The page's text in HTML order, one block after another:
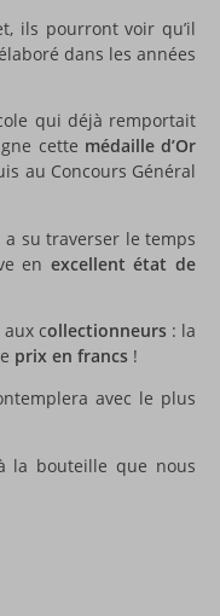
ils pourront voir qu’il
élaboré dans les années
qui déjà remportait
cette médaille d’Or
au Concours Général
su traverser le temps
en excellent état de
collectionneurs : la
prix en francs !
avec le plus
la bouteille que nous